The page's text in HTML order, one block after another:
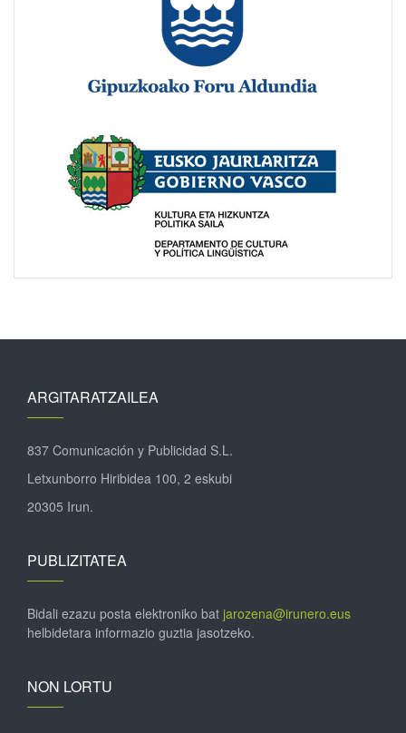
ARGITARATZAILEA
837 Comunicación y Publicidad S.L.
Letxunborro Hiribidea 100, 2 eskubi
20305 Irun.
PUBLIZITATEA
Bidali ezazu posta elektroniko bat jarozena@irunero.eus
helbidetara informazio guztia jasotzeko.
NON LORTU